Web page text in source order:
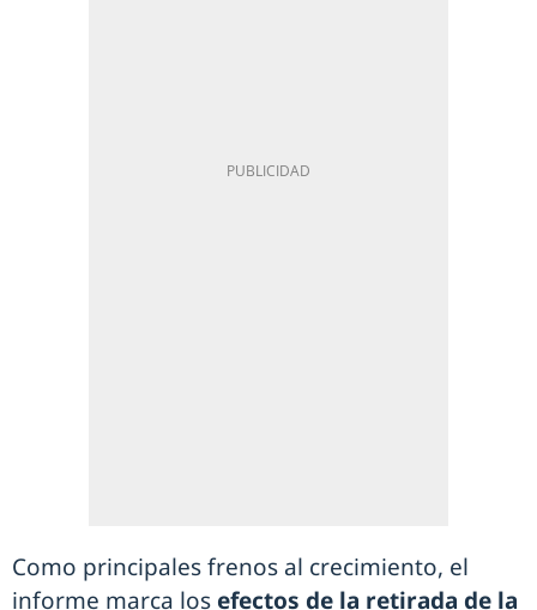
Como principales frenos al crecimiento, el
informe marca los efectos de la retirada de la